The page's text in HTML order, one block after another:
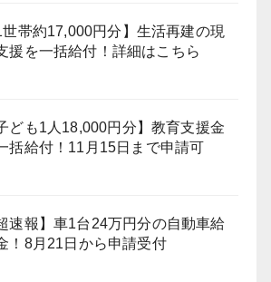
世帯約17,000円分】生活再建の現
援を一括給付！詳細はこちら
ども1人18,000円分】教育支援金
括給付！11月15日まで申請可
速報】車1台24万円分の自動車給
！8月21日から申請受付